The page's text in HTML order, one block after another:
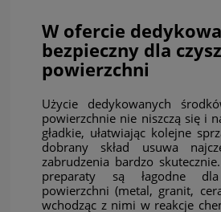
W ofercie
bezpieczny dla
powierzchni
Użycie dedykowanych
powierzchnie nie niszczą się i
gładkie, ułatwiając kolejne
dobrany skład usuwa
zabrudzenia bardzo
preparaty są łagodne
powierzchni (metal, granit,
wchodząc z nimi w reakcje